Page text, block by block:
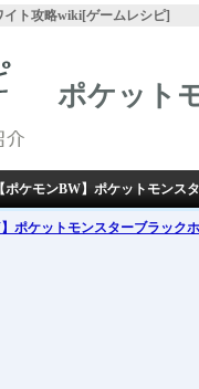
イト攻略wiki[ゲームレシピ]
ポケット
ポケモンBW】ポケットモンス
】ポケットモンスターブラック